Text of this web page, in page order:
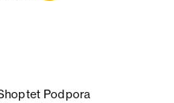
Podpora